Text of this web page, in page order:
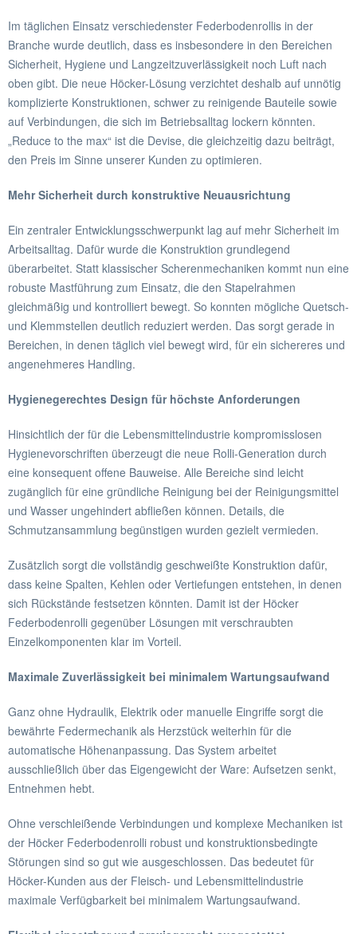
Im täglichen Einsatz verschiedenster Federbodenrollis in der
Branche wurde deutlich, dass es insbesondere in den Bereichen
Sicherheit, Hygiene und Langzeitzuverlässigkeit noch Luft nach
oben gibt. Die neue Höcker-Lösung verzichtet deshalb auf unnötig
komplizierte Konstruktionen, schwer zu reinigende Bauteile sowie
auf Verbindungen, die sich im Betriebsalltag lockern könnten.
„Reduce to the max“ ist die Devise, die gleichzeitig dazu beiträgt,
den Preis im Sinne unserer Kunden zu optimieren.
Mehr Sicherheit durch konstruktive Neuausrichtung
Ein zentraler Entwicklungsschwerpunkt lag auf mehr Sicherheit im
Arbeitsalltag. Dafür wurde die Konstruktion grundlegend
überarbeitet. Statt klassischer Scherenmechaniken kommt nun eine
robuste Mastführung zum Einsatz, die den Stapelrahmen
gleichmäßig und kontrolliert bewegt. So konnten mögliche Quetsch-
und Klemmstellen deutlich reduziert werden. Das sorgt gerade in
Bereichen, in denen täglich viel bewegt wird, für ein sichereres und
angenehmeres Handling.
Hygienegerechtes Design für höchste Anforderungen
Hinsichtlich der für die Lebensmittelindustrie kompromisslosen
Hygienevorschriften überzeugt die neue Rolli-Generation durch
eine konsequent offene Bauweise. Alle Bereiche sind leicht
zugänglich für eine gründliche Reinigung bei der Reinigungsmittel
und Wasser ungehindert abfließen können. Details, die
Schmutzansammlung begünstigen wurden gezielt vermieden.
Zusätzlich sorgt die vollständig geschweißte Konstruktion dafür,
dass keine Spalten, Kehlen oder Vertiefungen entstehen, in denen
sich Rückstände festsetzen könnten. Damit ist der Höcker
Federbodenrolli gegenüber Lösungen mit verschraubten
Einzelkomponenten klar im Vorteil.
Maximale Zuverlässigkeit bei minimalem Wartungsaufwand
Ganz ohne Hydraulik, Elektrik oder manuelle Eingriffe sorgt die
bewährte Federmechanik als Herzstück weiterhin für die
automatische Höhenanpassung. Das System arbeitet
ausschließlich über das Eigengewicht der Ware: Aufsetzen senkt,
Entnehmen hebt.
Ohne verschleißende Verbindungen und komplexe Mechaniken ist
der Höcker Federbodenrolli robust und konstruktionsbedingte
Störungen sind so gut wie ausgeschlossen. Das bedeutet für
Höcker-Kunden aus der Fleisch- und Lebensmittelindustrie
maximale Verfügbarkeit bei minimalem Wartungsaufwand.